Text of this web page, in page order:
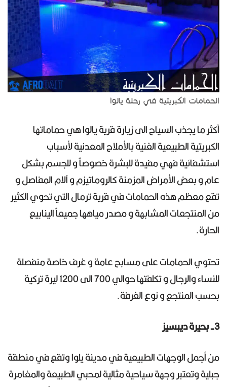
الحمامات الكبريتية في رحلة يالوا
أكثر ما يجذب السياح الى زيارة قرية يالوا هي حماماتها
الكبريتية الطبيعية الغنية بالأملاح المعدنية لأسباب
استشفائية فهي مفيدة للبشرة خصوصاً و للجسم بشكل
عام و بعض الأمراض المزمنة كالروماتيزم و آلام المفاصل و
تقع معظم هذه الحمامات في قرية ترمال التي تحوي الكثير
من المنتجعات المشابهة و مصدر مياهها جميعاً الينابيع
الحارة.
تحتوي الحمامات على مسابح عامة و غرف خاصة منفصلة
للنساء والرجال و تكلفتها حوالي 700 الى 1200 ليرة تركية
بحسب المنتجع و نوع الغرفة.
3- بحيرة ديبسيز
من أجمل الوجهات الطبيعية في مدينة يلوا وتقع في منطقة
جبلية وتعتبر وجهة سياحية مثالية لمحبي الطبيعة والمغامرة